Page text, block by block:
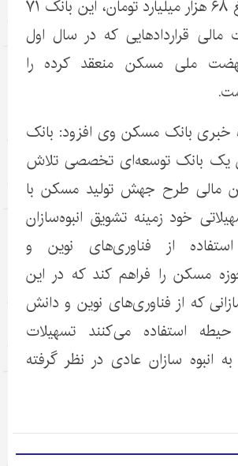
مسکونی به مبلغ ۶۸ هزار میلیارد تومان، این بانک ۷۱
مالی قراردادهایی که در سال اول
ملی مسکن منعقد کرده را
خبری بانک مسکن وی افزود: بانک
یک بانک توسعه‌ای تخصصی تلاش
مالی طرح جهش تولید مسکن با
خود زمینه تشویق انبوه‌سازان
از فناوری‌های نوین و
مسکن را فراهم کند که در این
که از فناوری‌های نوین و دانش
استفاده می‌کنند تسهیلات
انبوه سازان عادی در نظر گرفته